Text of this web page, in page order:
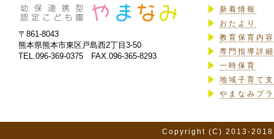
〒861-8043
熊本県熊本市東区戸島西2丁目3-50
TEL.096-369-0375 FAX.096-365-8293
新着情報
おたより
教育保育内
専門指導詳細
一時保育
地域子育て
やまなみプ
Copyright (C) 2013-